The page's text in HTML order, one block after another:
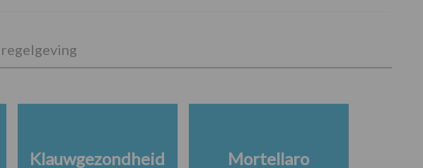
Klauwgezondheid Mortellaro